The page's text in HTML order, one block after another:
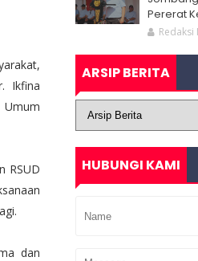
Ikfina
Umum
RSUD
dan
Pererat
Redaksi
ARSIP BERITA
HUBUNGI KAMI